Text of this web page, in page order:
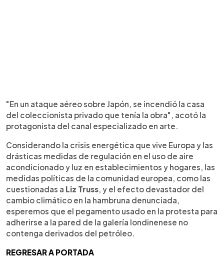
"En un ataque aéreo sobre Japón, se incendió la casa
del coleccionista privado que tenía la obra", acotó la
protagonista del canal especializado en arte.
Considerando la crisis energética que vive Europa y las
drásticas medidas de regulación en el uso de aire
acondicionado y luz en establecimientos y hogares, las
medidas políticas de la comunidad europea, como las
cuestionadas a Liz Truss , y el efecto devastador del
cambio climático en la hambruna denunciada,
esperemos que el pegamento usado en la protesta para
adherirse a la pared de la galería londinenese no
contenga derivados del petróleo.
REGRESAR A PORTADA